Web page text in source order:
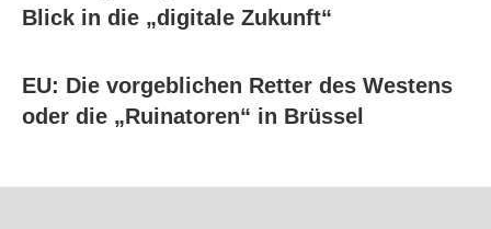
Blick in die „digitale Zukunft“
EU: Die vorgeblichen Retter des Westens
oder die „Ruinatoren“ in Brüssel